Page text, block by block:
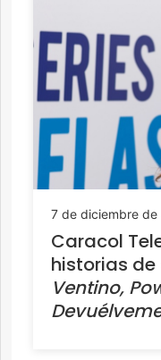
7 de diciembre de
Caracol
historias de
Ventino,